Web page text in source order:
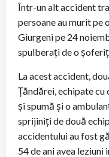
Într-un alt accident
persoane au murit pe
Giurgeni pe 24
spulberați de o
La acest accident,
Țăndărei, echipate cu
și spumă și o
sprijiniți de două
accidentului au fost
54 de ani avea